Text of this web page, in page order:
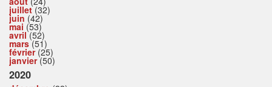
juillet(32)
juin (42)
mai (53)
avril(52)
mars(51)
février(25)
janvier(50)
2020